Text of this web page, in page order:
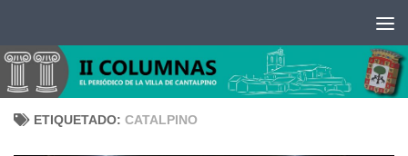
ETIQUETADO: CATALPINO